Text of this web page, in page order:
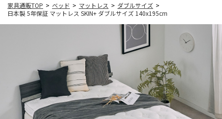
家具通販TOP > ベッド > マットレス > ダブルサイズ >
日本製 5年保証 マットレス SKIN+ ダブルサイズ 140x195cm